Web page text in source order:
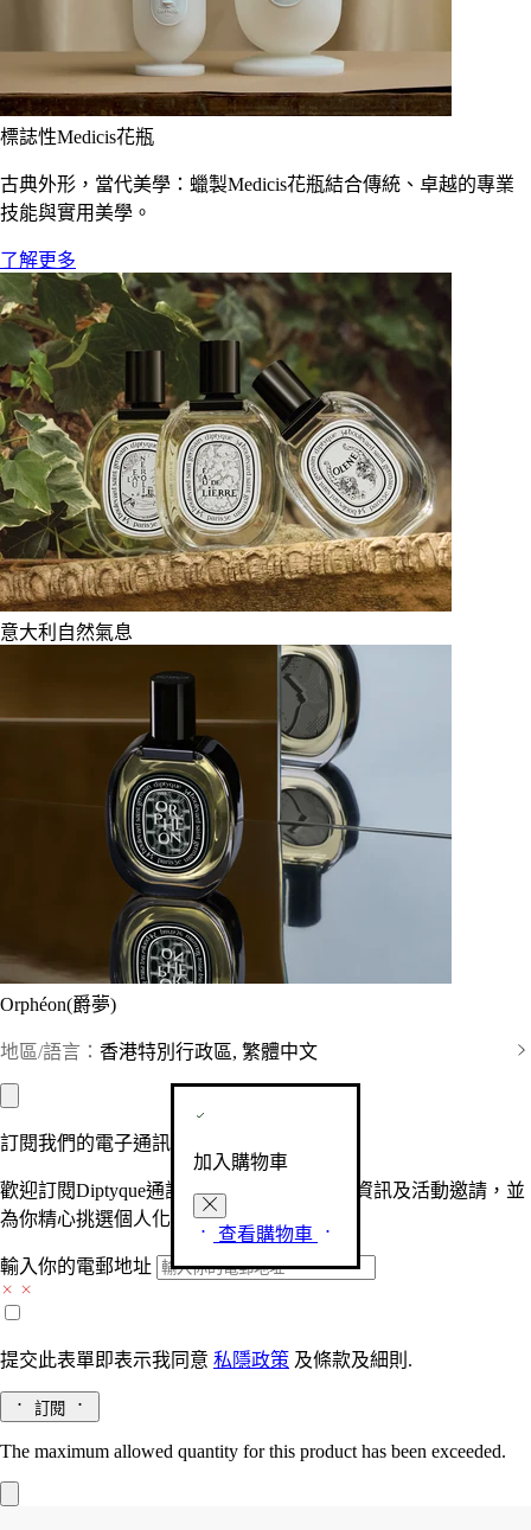
標誌性Medicis花瓶
古典外形，當代美學：蠟製Medicis花瓶結合傳統、卓越的專業
技能與實用美學。
了解更多
意大利自然氣息
Orphéon(爵夢)
地區/語言： 香港特別行政區, 繁體中文
加入購物車
查看購物車
訂閱我們的電子通訊
歡迎訂閱Diptyque通訊，接收品牌最新產品資訊及活動邀請，並
為你精心挑選個人化的驚喜及禮物。
輸入你的電郵地址
提交此表單即表示我同意 私隱政策 及條款及細則.
訂閱
The maximum allowed quantity for this product has been exceeded.